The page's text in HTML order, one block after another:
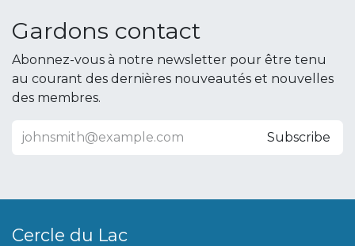
Gardons contact
Abonnez-vous à notre newsletter pour être tenu
au courant des dernières nouveautés et nouvelles
des membres.
Subscribe
Cercle du Lac